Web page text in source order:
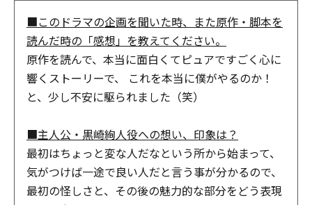
■このドラマの企画を聞いた時、また原作・脚本を
読んだ時の「感想」を教えてください。
原作を読んで、本当に面白くてピュアですごく心に
響くストーリーで、 これを本当に僕がやるのか！
と、少し不安に駆られました（笑）
■主人公・黒崎絢人役への想い、印象は？
最初はちょっと変な人だなという所から始まって、
気がつけば一途で良い人だと言う事が分かるので、
最初の怪しさと、その後の魅力的な部分をどう表現